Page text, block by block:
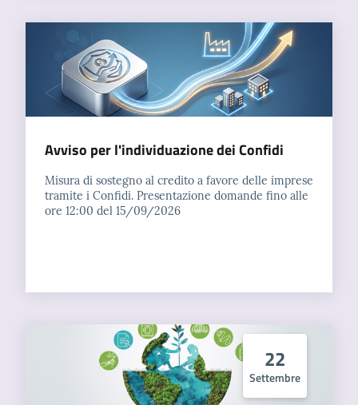
Avviso per l'individuazione dei Confidi
Misura di sostegno al credito a favore delle imprese
tramite i Confidi. Presentazione domande fino alle
ore 12:00 del 15/09/2026
22
Settembre